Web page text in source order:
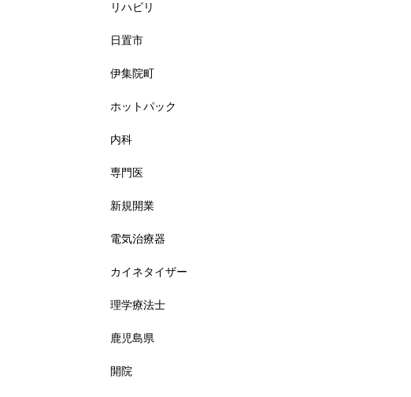
リハビリ
日置市
伊集院町
ホットパック
内科
専門医
新規開業
電気治療器
カイネタイザー
理学療法士
鹿児島県
開院